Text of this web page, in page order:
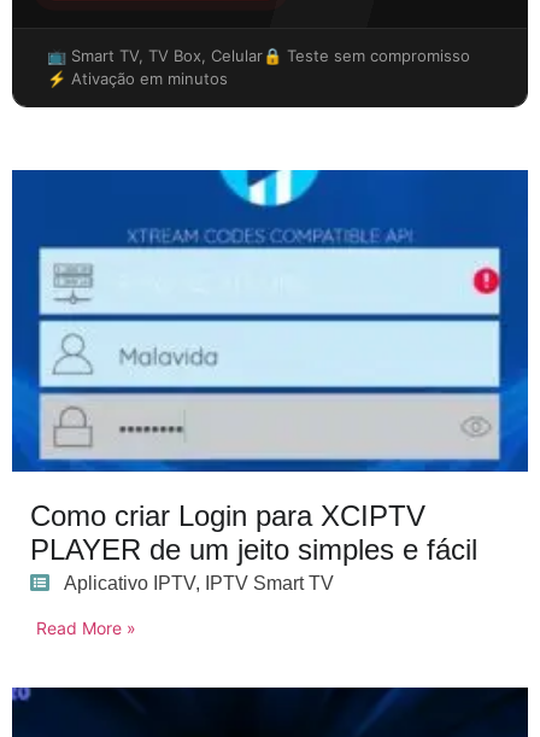
📺 Smart TV, TV Box, Celular🔒 Teste sem compromisso
⚡ Ativação em minutos
Como criar Login para XCIPTV
PLAYER de um jeito simples e fácil
Aplicativo IPTV, IPTV Smart TV
Read More »